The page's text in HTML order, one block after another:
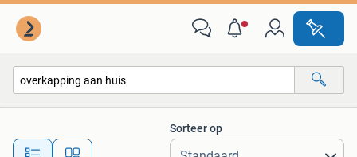
Alle afstanden…
Sorteer op